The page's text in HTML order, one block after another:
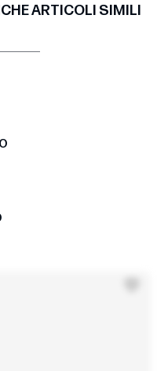
ARTICOLI SIMILI